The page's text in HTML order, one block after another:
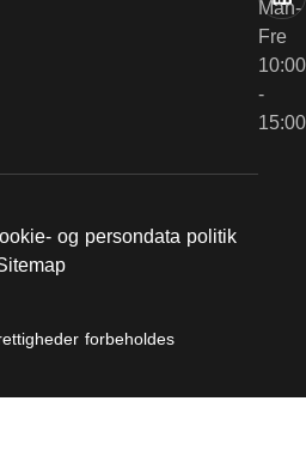
Man-
Fre
10:00
-
15:00
forbeholdes
og persondata politik